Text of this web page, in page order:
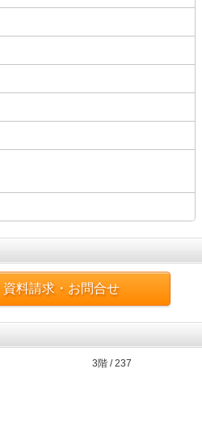
料請求・お問合せ
3階 / 237